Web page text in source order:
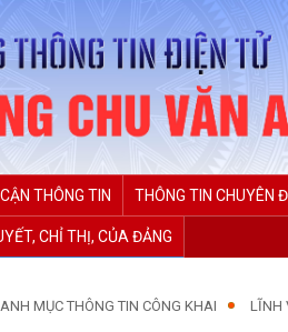
THÔNG TIN THÔNG TIN CHUYÊN
CHỈ THỊ, CỦA ĐẢNG
MỤC THÔNG TIN CÔNG KHAI LĨNH